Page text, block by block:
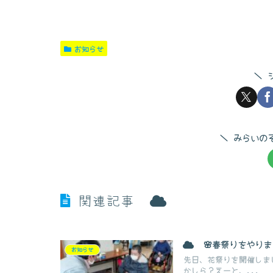
お知らせ
みらいの
関連記事
お知らせ 🌸春祭りをやり
先日、花祭りを開催し
かしら？えーと、...